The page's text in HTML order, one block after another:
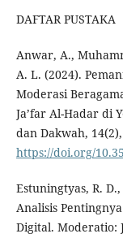
DAFTAR PUSTAKA
Anwar, A.,
A. L. (2024).
Moderasi
Ja’far Al-Hadar di
dan Dakwah,
https://doi.org/
Estuningtyas, R.
Analisis
Digital. Moderatio: